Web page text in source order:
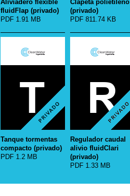
Aliviadero flexible
fluidFlap (privado)
PDF 1.91 MB
Clapeta polietileno
(privado)
PDF 811.74 KB
Tanque tormentas
compacto (privado)
PDF 1.2 MB
Regulador caudal
alivio fluidClari
(privado)
PDF 1.33 MB